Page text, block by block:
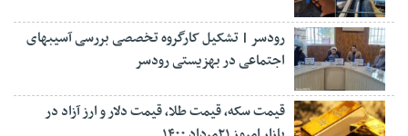
رودسر | تشکیل کارگروه تخصصی بررسی آسیبهای
اجتماعی در بهزیستی رودسر
قیمت سکه، قیمت طلا، قیمت دلار و ارز آزاد در